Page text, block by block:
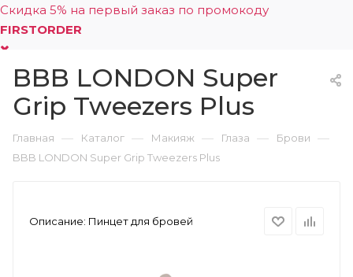
Скидка 5% на первый заказ по промокоду
FIRSTORDER
0
BBB LONDON Super
Grip Tweezers Plus
Главная — Каталог — Макияж — Глаза — Брови —
BBB LONDON Super Grip Tweezers Plus
Описание: Пинцет для бровей